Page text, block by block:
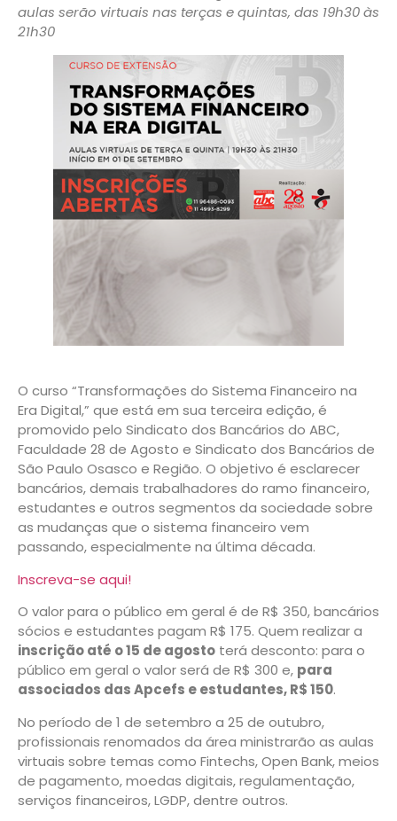
aulas serão virtuais nas terças e quintas, das 19h30 às
21h30
O curso “Transformações do Sistema Financeiro na
Era Digital,” que está em sua terceira edição, é
promovido pelo Sindicato dos Bancários do ABC,
Faculdade 28 de Agosto e Sindicato dos Bancários de
São Paulo Osasco e Região. O objetivo é esclarecer
bancários, demais trabalhadores do ramo financeiro,
estudantes e outros segmentos da sociedade sobre
as mudanças que o sistema financeiro vem
passando, especialmente na última década.
Inscreva-se aqui!
O valor para o público em geral é de R$ 350, bancários
sócios e estudantes pagam R$ 175. Quem realizar a
inscrição até o 15 de agosto terá desconto: para o
público em geral o valor será de R$ 300 e, para
associados das Apcefs e estudantes, R$ 150.
No período de 1 de setembro a 25 de outubro,
profissionais renomados da área ministrarão as aulas
virtuais sobre temas como Fintechs, Open Bank, meios
de pagamento, moedas digitais, regulamentação,
serviços financeiros, LGDP, dentre outros.